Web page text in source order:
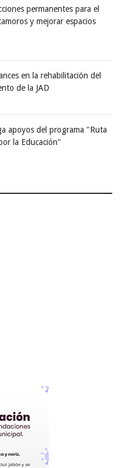
permanentes para el
y mejorar espacios
en la rehabilitación del
de la JAD
apoyos del programa "Ruta
la Educación"